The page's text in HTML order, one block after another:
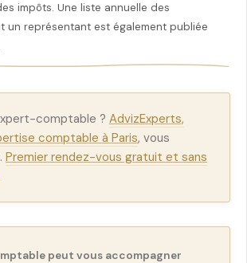
impôts. Une liste annuelle des
un représentant est également publiée
comptable ? AdvizExperts,
comptable à Paris, vous
Premier rendez-vous gratuit et sans
peut vous accompagner